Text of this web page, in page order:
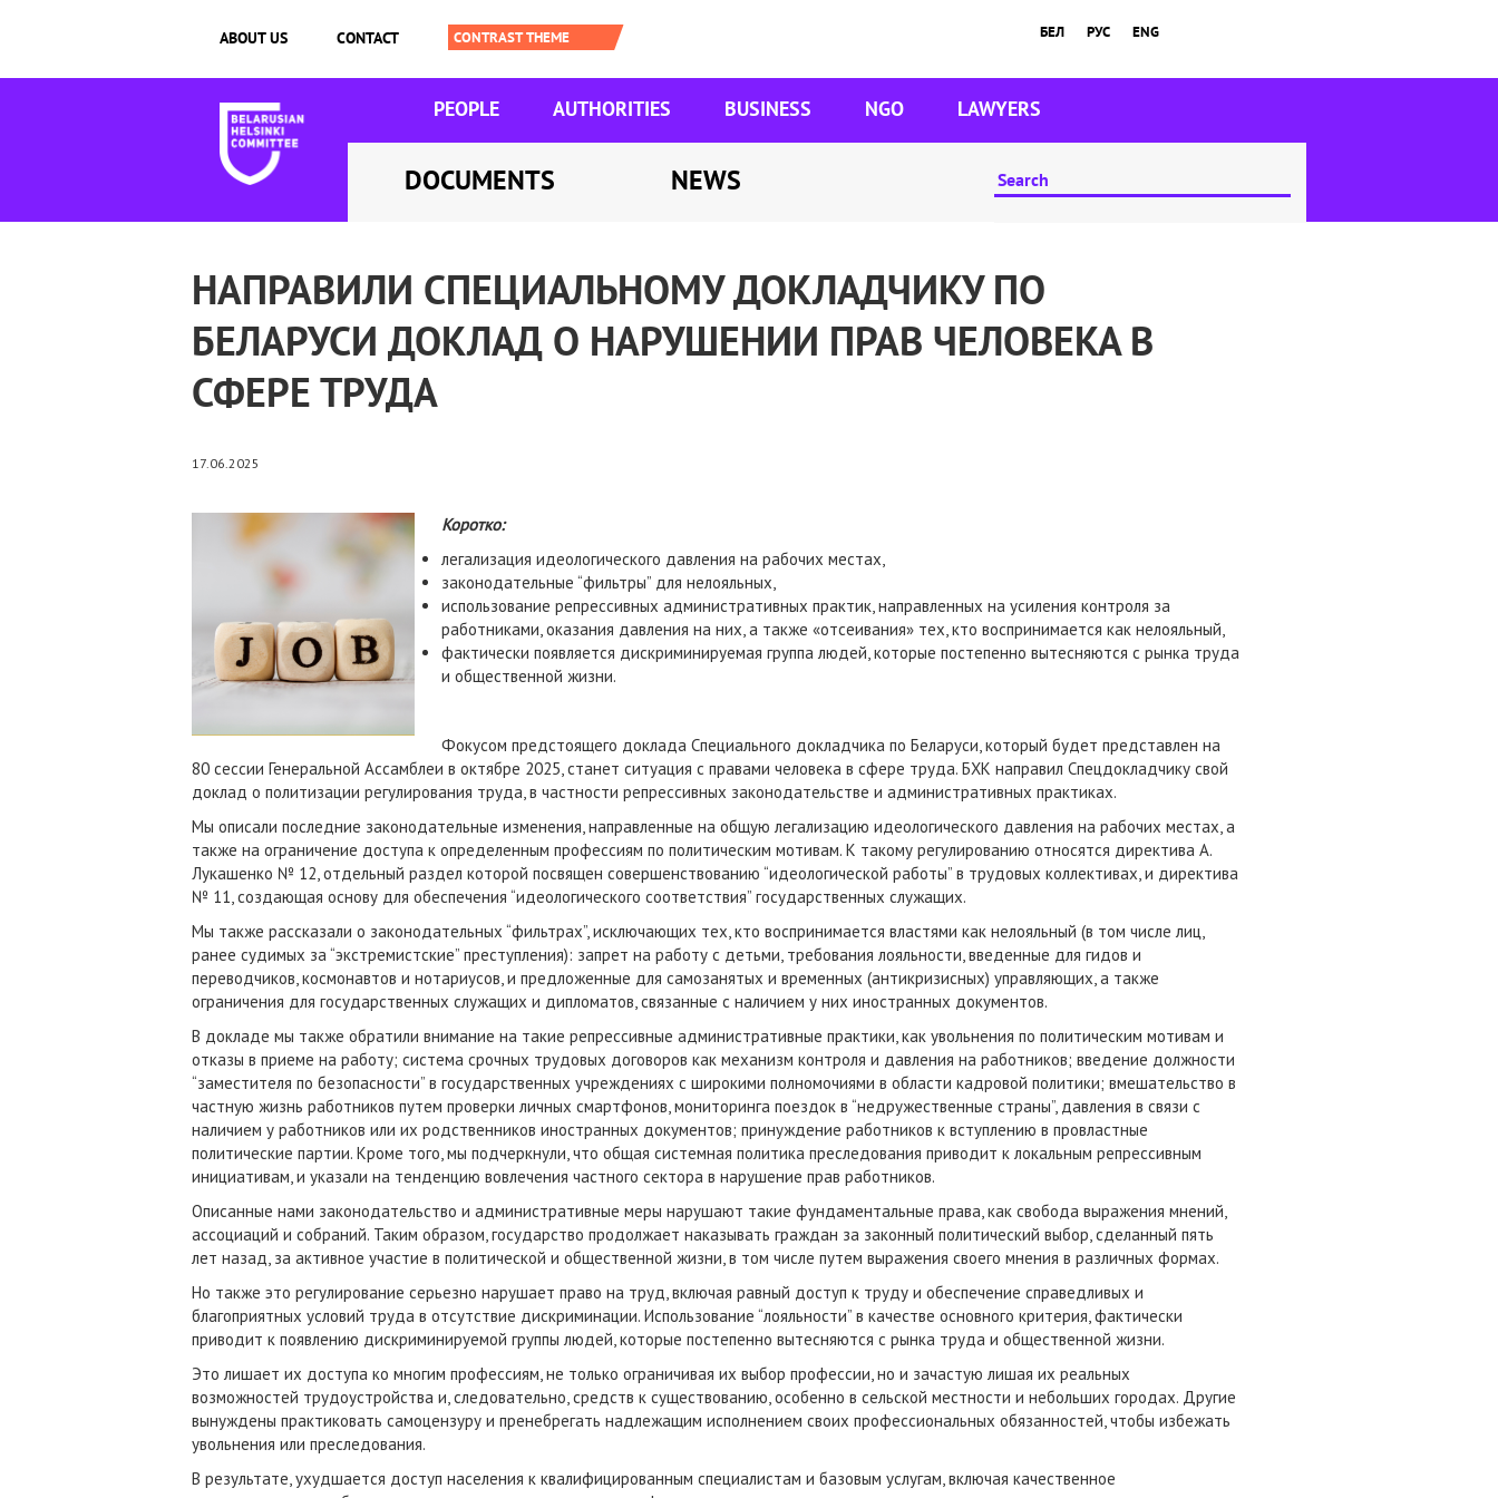
ABOUT US CONTACT БЕЛ РУС ENG
PEOPLE AUTHORITIES BUSINESS NGO LAWYERS
DOCUMENTS NEWS
НАПРАВИЛИ СПЕЦИАЛЬНОМУ ДОКЛАДЧИКУ ПО
БЕЛАРУСИ ДОКЛАД О НАРУШЕНИИ ПРАВ ЧЕЛОВЕКА В
СФЕРЕ ТРУДА
17.06.2025
Коротко:
легализация идеологического давления на рабочих местах,
законодательные “фильтры” для нелояльных,
использование репрессивных административных практик, направленных на усиления контроля за
работниками, оказания давления на них, а также «отсеивания» тех, кто воспринимается как нелояльный,
фактически появляется дискриминируемая группа людей, которые постепенно вытесняются с рынка труда
и общественной жизни.
Фокусом предстоящего доклада Специального докладчика по Беларуси, который будет представлен на
80 сессии Генеральной Ассамблеи в октябре 2025, станет ситуация с правами человека в сфере труда. БХК направил Спецдокладчику свой
доклад о политизации регулирования труда, в частности репрессивных законодательстве и административных практиках.
Мы описали последние законодательные изменения, направленные на общую легализацию идеологического давления на рабочих местах, а
также на ограничение доступа к определенным профессиям по политическим мотивам. К такому регулированию относятся директива А.
Лукашенко № 12, отдельный раздел которой посвящен совершенствованию “идеологической работы” в трудовых коллективах, и директива
№ 11, создающая основу для обеспечения “идеологического соответствия” государственных служащих.
Мы также рассказали о законодательных “фильтрах”, исключающих тех, кто воспринимается властями как нелояльный (в том числе лиц,
ранее судимых за “экстремистские” преступления): запрет на работу с детьми, требования лояльности, введенные для гидов и
переводчиков, космонавтов и нотариусов, и предложенные для самозанятых и временных (антикризисных) управляющих, а также
ограничения для государственных служащих и дипломатов, связанные с наличием у них иностранных документов.
В докладе мы также обратили внимание на такие репрессивные административные практики, как увольнения по политическим мотивам и
отказы в приеме на работу; система срочных трудовых договоров как механизм контроля и давления на работников; введение должности
“заместителя по безопасности” в государственных учреждениях с широкими полномочиями в области кадровой политики; вмешательство в
частную жизнь работников путем проверки личных смартфонов, мониторинга поездок в “недружественные страны”, давления в связи с
наличием у работников или их родственников иностранных документов; принуждение работников к вступлению в провластные
политические партии. Кроме того, мы подчеркнули, что общая системная политика преследования приводит к локальным репрессивным
инициативам, и указали на тенденцию вовлечения частного сектора в нарушение прав работников.
Описанные нами законодательство и административные меры нарушают такие фундаментальные права, как свобода выражения мнений,
ассоциаций и собраний. Таким образом, государство продолжает наказывать граждан за законный политический выбор, сделанный пять
лет назад, за активное участие в политической и общественной жизни, в том числе путем выражения своего мнения в различных формах.
Но также это регулирование серьезно нарушает право на труд, включая равный доступ к труду и обеспечение справедливых и
благоприятных условий труда в отсутствие дискриминации. Использование “лояльности” в качестве основного критерия, фактически
приводит к появлению дискриминируемой группы людей, которые постепенно вытесняются с рынка труда и общественной жизни.
Это лишает их доступа ко многим профессиям, не только ограничивая их выбор профессии, но и зачастую лишая их реальных
возможностей трудоустройства и, следовательно, средств к существованию, особенно в сельской местности и небольших городах. Другие
вынуждены практиковать самоцензуру и пренебрегать надлежащим исполнением своих профессиональных обязанностей, чтобы избежать
увольнения или преследования.
В результате, ухудшается доступ населения к квалифицированным специалистам и базовым услугам, включая качественное